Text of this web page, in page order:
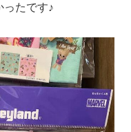
ったです♪